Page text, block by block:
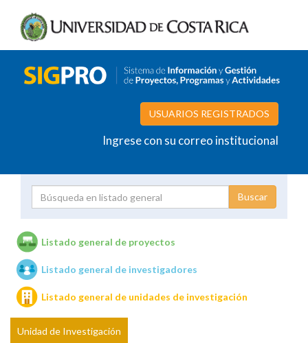
USUARIOS REGISTRADOS
Ingrese con su correo institucional
Unidades de investigación
Listado general de proyectos
Listado general de investigadores
Listado general de unidades de investigación
Unidad de Investigación